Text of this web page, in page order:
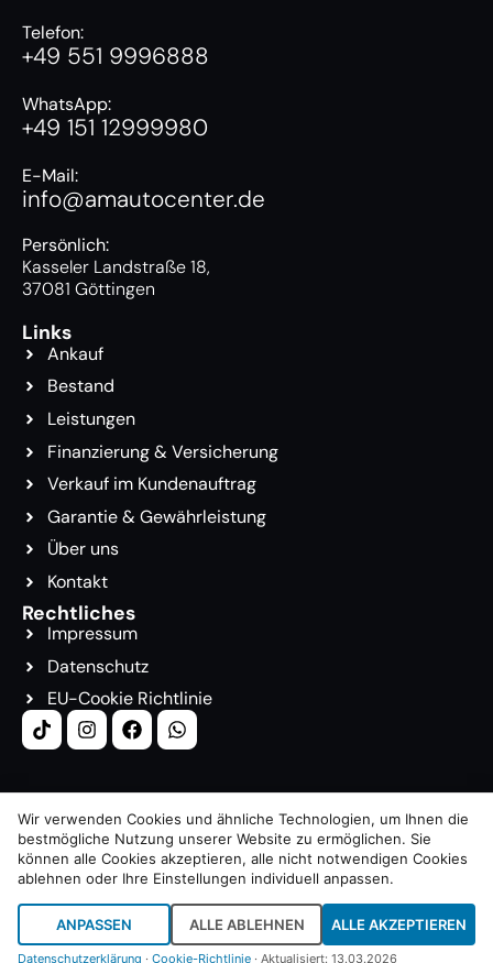
Telefon:
+49 551 9996888
WhatsApp:
+49 151 12999980
E-Mail:
info@amautocenter.de
Persönlich:
Kasseler Landstraße 18,
37081 Göttingen
Links
Ankauf
Bestand
Leistungen
Finanzierung & Versicherung
Verkauf im Kundenauftrag
Garantie & Gewährleistung
Über uns
Kontakt
Rechtliches
Impressum
Datenschutz
EU-Cookie Richtlinie
© 2026. Alle Rechte Vorbehalten.
Webseite: cardad.de
Wir verwenden Cookies und ähnliche Technologien, um Ihnen die
bestmögliche Nutzung unserer Website zu ermöglichen. Sie
können alle Cookies akzeptieren, alle nicht notwendigen Cookies
ablehnen oder Ihre Einstellungen individuell anpassen.
ANPASSEN ALLE ABLEHNEN ALLE AKZEPTIEREN
Datenschutzerklärung · Cookie-Richtlinie · Aktualisiert: 13.03.2026